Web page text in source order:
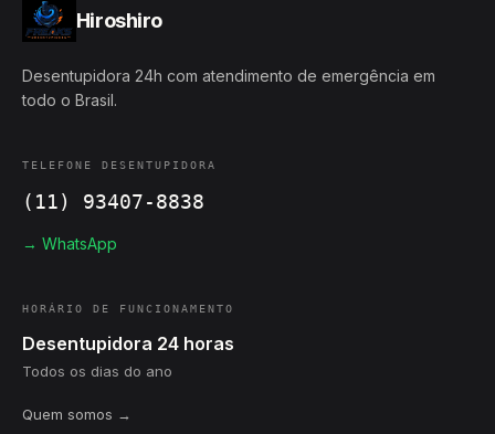
Hiroshiro
Desentupidora 24h com atendimento de emergência em
todo o Brasil.
TELEFONE DESENTUPIDORA
(11) 93407-8838
→ WhatsApp
HORÁRIO DE FUNCIONAMENTO
Desentupidora 24 horas
Todos os dias do ano
Quem somos →